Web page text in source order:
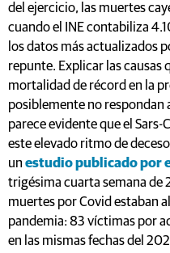
del ejercicio, las muertes
cuando el INE contabiliza
los datos más actualizados
repunte. Explicar las causas
mortalidad de récord en la
posiblemente no respondan
parece evidente que el
este elevado ritmo de
un estudio publicado por
trigésima cuarta semana de
muertes por Covid estaban
pandemia: 83 víctimas por
en las mismas fechas del